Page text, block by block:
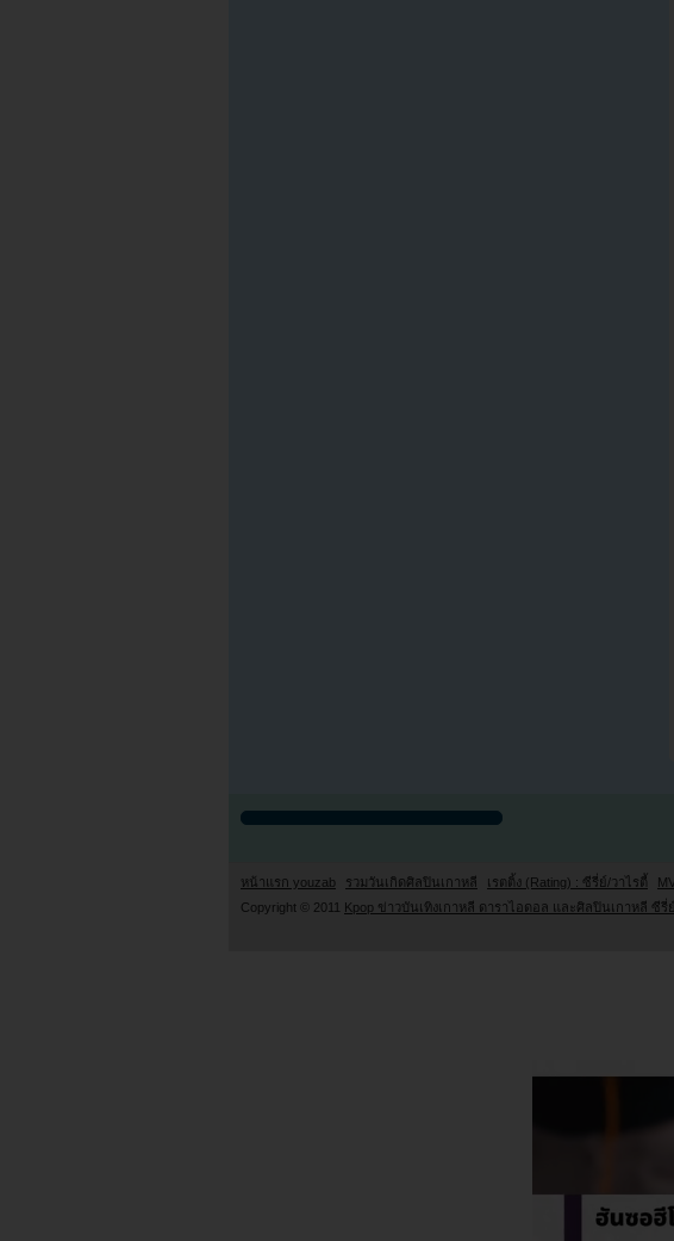
หน้าแรก youzab รวมวันเกิดศิลปินเกาหลี เรตติ้ง (Rating) : ซีรี่ย์/วาไรตี้
Copyright © 2011 Kpop ข่าวบันเทิงเกาหลี ดาราไอดอล และศิลปินเกาหลี ซี